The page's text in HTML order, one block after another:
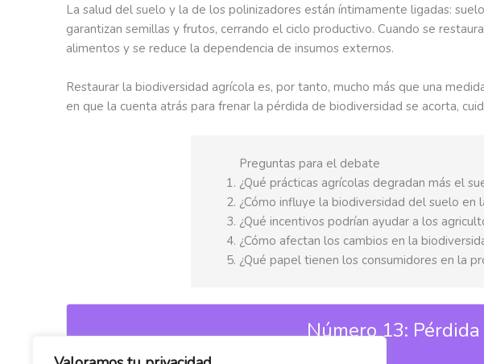
La salud del suelo y la de los polinizadores están íntimamente ligadas:
garantizan semillas y frutos, cerrando el ciclo productivo. Cuando se
alimentos y se reduce la dependencia de insumos externos.
Restaurar la biodiversidad agrícola es, por tanto, mucho más que una
en que la cuenta atrás para frenar la pérdida de biodiversidad se acorta,
Preguntas para el debate
¿Qué prácticas agrícolas degradan más el
¿Cómo influye la biodiversidad del suelo en
¿Qué incentivos podrían ayudar a los
¿Cómo afectan los cambios en la
¿Qué papel tienen los consumidores en la
Número 13:
Biodiversidad y ciudades